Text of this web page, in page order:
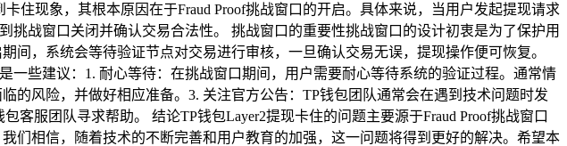
住现象，其根本原因在于Fraud Proof挑战窗口的开启。具体来说，当用户发起提现请求
挑战窗口关闭并确认交易合法性。 挑战窗口的重要性挑战窗口的设计初衷是为了保护用
，系统会等待验证节点对交易进行审核，一旦确认交易无误，提现操作便可恢复。
一些建议：1. 耐心等待：在挑战窗口期间，用户需要耐心等待系统的验证过程。通常情
的风险，并做好相应准备。3. 关注官方公告：TP钱包团队通常会在遇到技术问题时发
服团队寻求帮助。 结论TP钱包Layer2提现卡住的问题主要源于Fraud Proof挑战窗口
们相信，随着技术的不断完善和用户教育的加强，这一问题将得到更好的解决。希望本